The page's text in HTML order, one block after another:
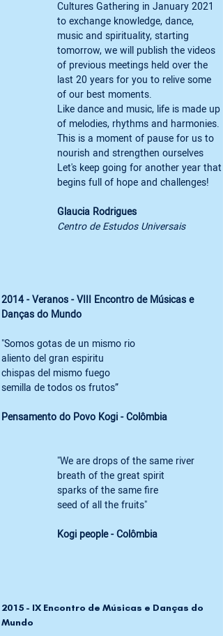
Cultures Gathering in January 2021
to exchange knowledge, dance,
music and spirituality, starting
tomorrow, we will publish the videos
of previous meetings held over the
last 20 years for you to relive some
of our best moments.
Like dance and music, life is made up
of melodies, rhythms and harmonies.
This is a moment of pause for us to
nourish and strengthen ourselves
Let's keep going for another year that
Glaucia Rodrigues
Centro de Estudos Universais
2014 - Veranos - VIII Encontro de Músicas e
Danças do Mundo
"Somos gotas de un mismo rio
aliento del gran espiritu
chispas del mismo fuego
Pensamento do Povo Kogi - Colômbia
"We are drops of the same river
breath of the great spirit
sparks of the same fire
seed of all the fruits"
Kogi people - Colômbia
2015 - IX Encontro de Músicas e Danças do
Mundo